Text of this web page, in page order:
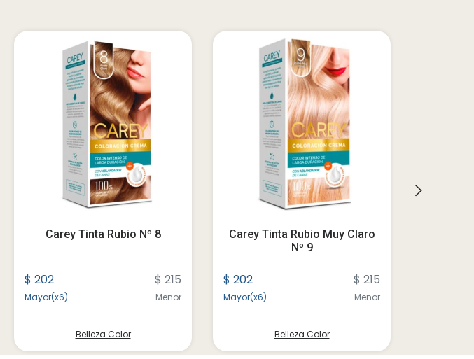
Carey Tinta Rubio Nº 8
$ 202
Mayor(x6)
$ 215
Menor
Belleza Color
Carey Tinta Rubio Muy Claro
Nº 9
$ 202
Mayor(x6)
$ 215
Menor
Belleza Color